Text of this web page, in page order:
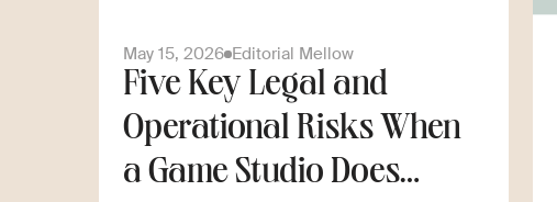
May 15, 2026 Editorial Mellow
Five Key Legal and
Operational Risks When
a Game Studio Does